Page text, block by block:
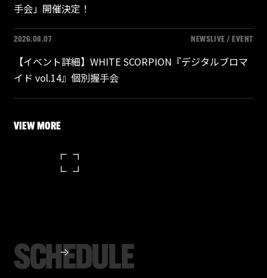
VIEW MORE
手会」開催決定！
2026.08.07
【イベント詳細】WHITE SCORPION『デジタルブロマ
イド vol.14』個別握手会
NEWS LIVE / EVENT
SCHEDULE